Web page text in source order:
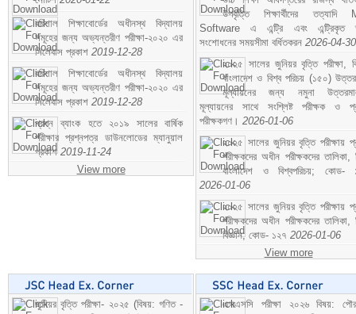
বরিশাল শিক্ষাবোর্ডের অধীনস্থ বিদ্যালয়
সমূহের জন্য অভ্যন্তরীণ পরীক্ষা-২০২০ এর
সিলেবাস প্রকাশ 2019-12-28
বরিশাল শিক্ষাবোর্ডের অধীনস্থ বিদ্যালয়
সমূহের জন্য অভ্যন্তরীণ পরীক্ষা-২০২০ এর
সিলেবাস প্রকাশ 2019-12-28
প্রশ্ন ব্যাংক হতে ২০১৯ সালের বার্ষিক
পরীক্ষার প্রশ্নপত্র ডাউনলোডের ম্যানুয়াল
প্রকাশ 2019-11-24
View more
উপবৃত্তি শিক্ষার্থীদের তত্যাদি
Software এ এন্ট্রি এবং এন্ট্রিকৃত
সংশোধনের সময়সীমা বর্ধিতকরন 2026-04-30
২০২৫ সালের জুনিয়র বৃত্তি পরীক্ষা,
বাংলাদেশ ও বিশ্ব পরিচয় (১৫০)
মূল্যায়নের জন্য নমুনা
মূল্যায়নের সাথে সংশ্লিষ্ট পরীক্ষক ও
পরীক্ষকগণ। 2026-01-06
২০২৫ সালের জুনিয়র বৃত্তি পরীক্ষায়
পরীক্ষকদের অধীন পরীক্ষকদের তালিকা,
বাংলাদেশ ও বিশ্বপরিচয়; কোড-
2026-01-06
২০২৫ সালের জুনিয়র বৃত্তি পরীক্ষায়
পরীক্ষকদের অধীন পরীক্ষকদের তালিকা,
বিজ্ঞান; কোড- ১২৭ 2026-01-06
View more
জুনিয়র বৃত্তি পরীক্ষা- ২০২৫ (বিষয়: গণিত -
এসএসসি পরীক্ষা ২০২৬ বিষয়: